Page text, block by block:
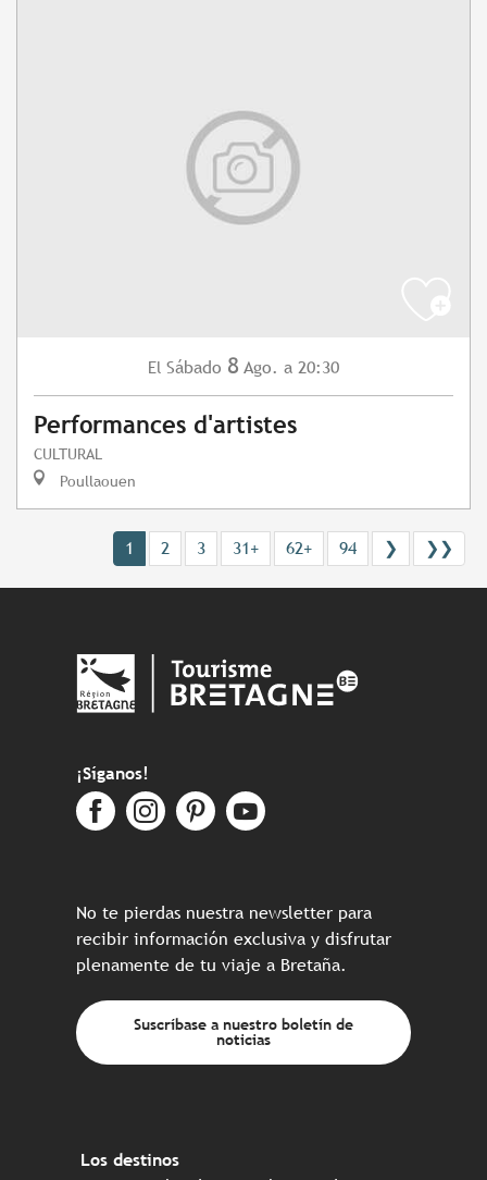
El Sábado 8 Ago. a 20:30
Performances d'artistes
CULTURAL
Poullaouen
1 2 3 31+ 62+ 94 ❯ ❯❯
¡Síganos!
No te pierdas nuestra newsletter para
recibir información exclusiva y disfrutar
plenamente de tu viaje a Bretaña.
Suscríbase a nuestro boletín de
noticias
Los destinos